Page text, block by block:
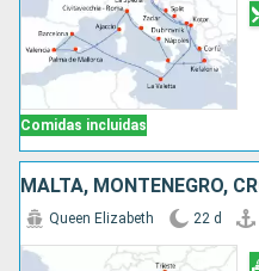
Comidas incluidas
Queen Elizabeth 22 d